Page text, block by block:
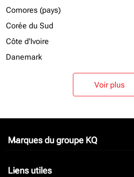
Comores (pays)
Corée du Sud
Côte d'Ivoire
Danemark
Voir plus
Marques du groupe KQ
keyboard_arrow_down
Liens utiles
keyboard_arrow_down